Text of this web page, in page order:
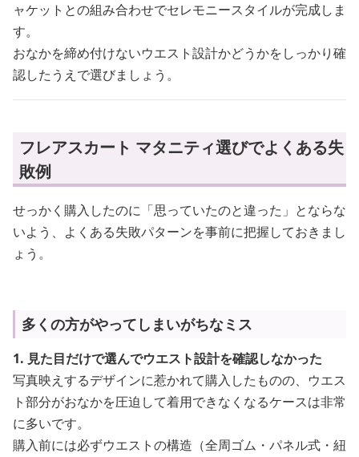
ャケットとの組み合わせでセレモニースタイルが完成しま
す。
おなかを締め付けないウエスト設計かどうかをしっかり確
認したうえで選びましょう。
フレアスカート マタニティ選びでよくある失
敗例
せっかく購入したのに「思っていたのと違った」とならな
いよう、よくある失敗パターンを事前に把握しておきまし
ょう。
多くの方がやってしまいがちなミス
1. 見た目だけで選んでウエスト設計を確認しなかった
写真映えするデザインに惹かれて購入したものの、ウエス
ト部分がおなかを圧迫して着用できなくなるケースは非常
に多いです。
購入前には必ずウエストの構造（全周ゴム・パネル式・紐